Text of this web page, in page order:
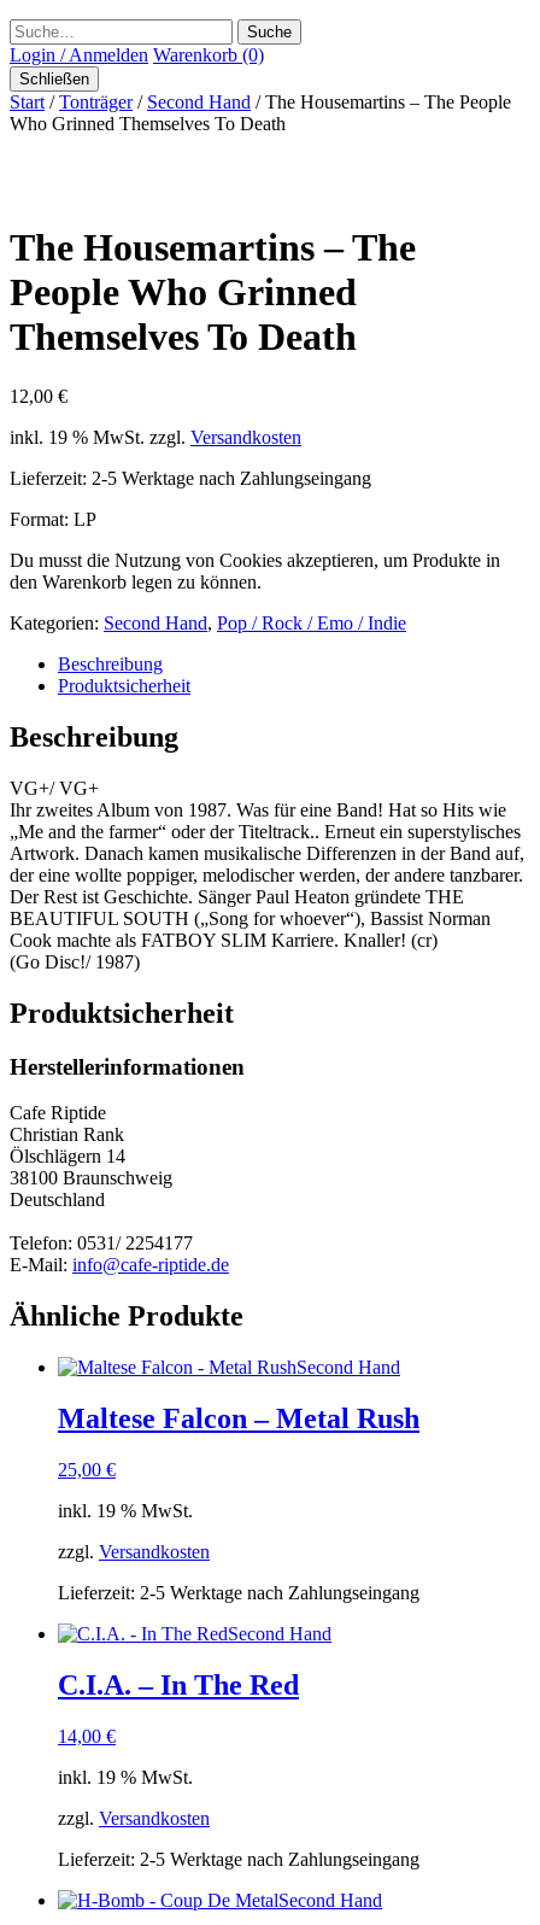
Suche
Login / Anmelden Warenkorb (0)
Schließen
Start /Tonträger/ Second Hand / The Housemartins – The People
Who Grinned Themselves To Death
The Housemartins – The
People Who Grinned
Themselves To Death
12,00 €
inkl. 19 % MwSt. zzgl. Versandkosten
Lieferzeit: 2-5 Werktage nach Zahlungseingang
Format: LP
Du musst die Nutzung von Cookies akzeptieren, um Produkte in
den Warenkorb legen zu können.
Kategorien: Second Hand, Pop / Rock / Emo / Indie
Beschreibung
Produktsicherheit
Beschreibung
VG+/ VG+
Ihr zweites Album von 1987. Was für eine Band! Hat so Hits wie
„Me and the farmer“ oder der Titeltrack.. Erneut ein superstylisches
Artwork. Danach kamen musikalische Differenzen in der Band auf,
der eine wollte poppiger, melodischer werden, der andere tanzbarer.
Der Rest ist Geschichte. Sänger Paul Heaton gründete THE
BEAUTIFUL SOUTH („Song for whoever“), Bassist Norman
Cook machte als FATBOY SLIM Karriere. Knaller! (cr)
(Go Disc!/ 1987)
Produktsicherheit
Herstellerinformationen
Cafe Riptide
Christian Rank
Ölschlägern 14
38100 Braunschweig
Deutschland
Telefon: 0531/ 2254177
E-Mail: info@cafe-riptide.de
Ähnliche Produkte
Second Hand
Maltese Falcon – Metal Rush
25,00 €
inkl. 19 % MwSt.
zzgl. Versandkosten
Lieferzeit: 2-5 Werktage nach Zahlungseingang
Second Hand
C.I.A. – In The Red
14,00 €
inkl. 19 % MwSt.
zzgl. Versandkosten
Lieferzeit: 2-5 Werktage nach Zahlungseingang
Second Hand